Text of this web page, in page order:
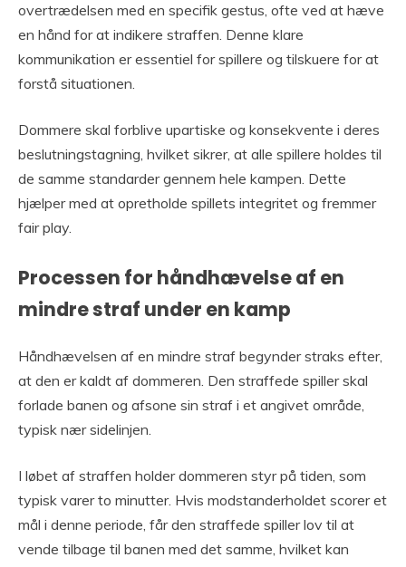
overtrædelsen med en specifik gestus, ofte ved at hæve
en hånd for at indikere straffen. Denne klare
kommunikation er essentiel for spillere og tilskuere for at
forstå situationen.
Dommere skal forblive upartiske og konsekvente i deres
beslutningstagning, hvilket sikrer, at alle spillere holdes til
de samme standarder gennem hele kampen. Dette
hjælper med at opretholde spillets integritet og fremmer
fair play.
Processen for håndhævelse af en
mindre straf under en kamp
Håndhævelsen af en mindre straf begynder straks efter,
at den er kaldt af dommeren. Den straffede spiller skal
forlade banen og afsone sin straf i et angivet område,
typisk nær sidelinjen.
I løbet af straffen holder dommeren styr på tiden, som
typisk varer to minutter. Hvis modstanderholdet scorer et
mål i denne periode, får den straffede spiller lov til at
vende tilbage til banen med det samme, hvilket kan